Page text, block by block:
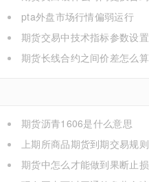
pta外盘市场行情偏弱运行
期货交易中技术指标参数设置
期货长线合约之间价差怎么算
期货沥青1606是什么意思
上期所商品期货到期交易规则
期货中怎么才能做到果断止损